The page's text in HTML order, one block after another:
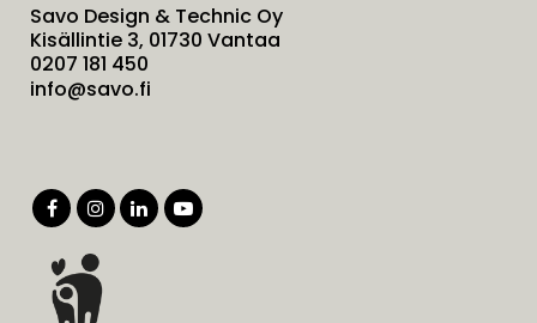
Savo Design & Technic Oy
Kisällintie 3, 01730 Vantaa
0207 181 450
info@savo.fi